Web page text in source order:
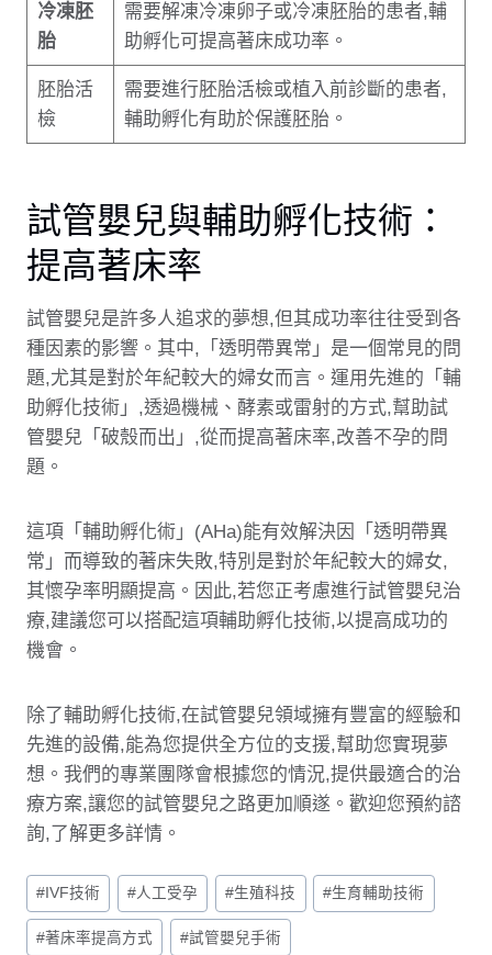
冷凍胚
胎
需要解凍冷凍卵子或冷凍胚胎的患者,輔
助孵化可提高著床成功率。
胚胎活
檢
需要進行胚胎活檢或植入前診斷的患者,
輔助孵化有助於保護胚胎。
試管嬰兒與輔助孵化技術：
提高著床率
試管嬰兒是許多人追求的夢想,但其成功率往往受到各
種因素的影響。其中,「透明帶異常」是一個常見的問
題,尤其是對於年紀較大的婦女而言。運用先進的「輔
助孵化技術」,透過機械、酵素或雷射的方式,幫助試
管嬰兒「破殼而出」,從而提高著床率,改善不孕的問
題。
這項「輔助孵化術」(AHa)能有效解決因「透明帶異
常」而導致的著床失敗,特別是對於年紀較大的婦女,
其懷孕率明顯提高。因此,若您正考慮進行試管嬰兒治
療,建議您可以搭配這項輔助孵化技術,以提高成功的
機會。
除了輔助孵化技術,在試管嬰兒領域擁有豐富的經驗和
先進的設備,能為您提供全方位的支援,幫助您實現夢
想。我們的專業團隊會根據您的情況,提供最適合的治
療方案,讓您的試管嬰兒之路更加順遂。歡迎您預約諮
詢,了解更多詳情。
Post
Tags:
# IVF技術 #人工受孕 #生殖科技 #生育輔助技術
#著床率提高方式 #試管嬰兒手術